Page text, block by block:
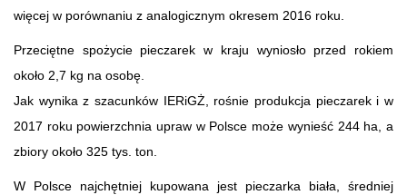
więcej w porównaniu z analogicznym okresem 2016 roku.
Przeciętne spożycie pieczarek w kraju wyniosło przed rokiem
około 2,7 kg na osobę.
Jak wynika z szacunków IERiGŻ, rośnie produkcja pieczarek i w
2017 roku powierzchnia upraw w Polsce może wynieść 244 ha, a
zbiory około 325 tys. ton.
W Polsce najchętniej kupowana jest pieczarka biała, średniej